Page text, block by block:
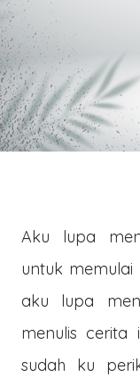
Aku lupa
untuk memulai
aku lupa
menulis cerita
sudah ku